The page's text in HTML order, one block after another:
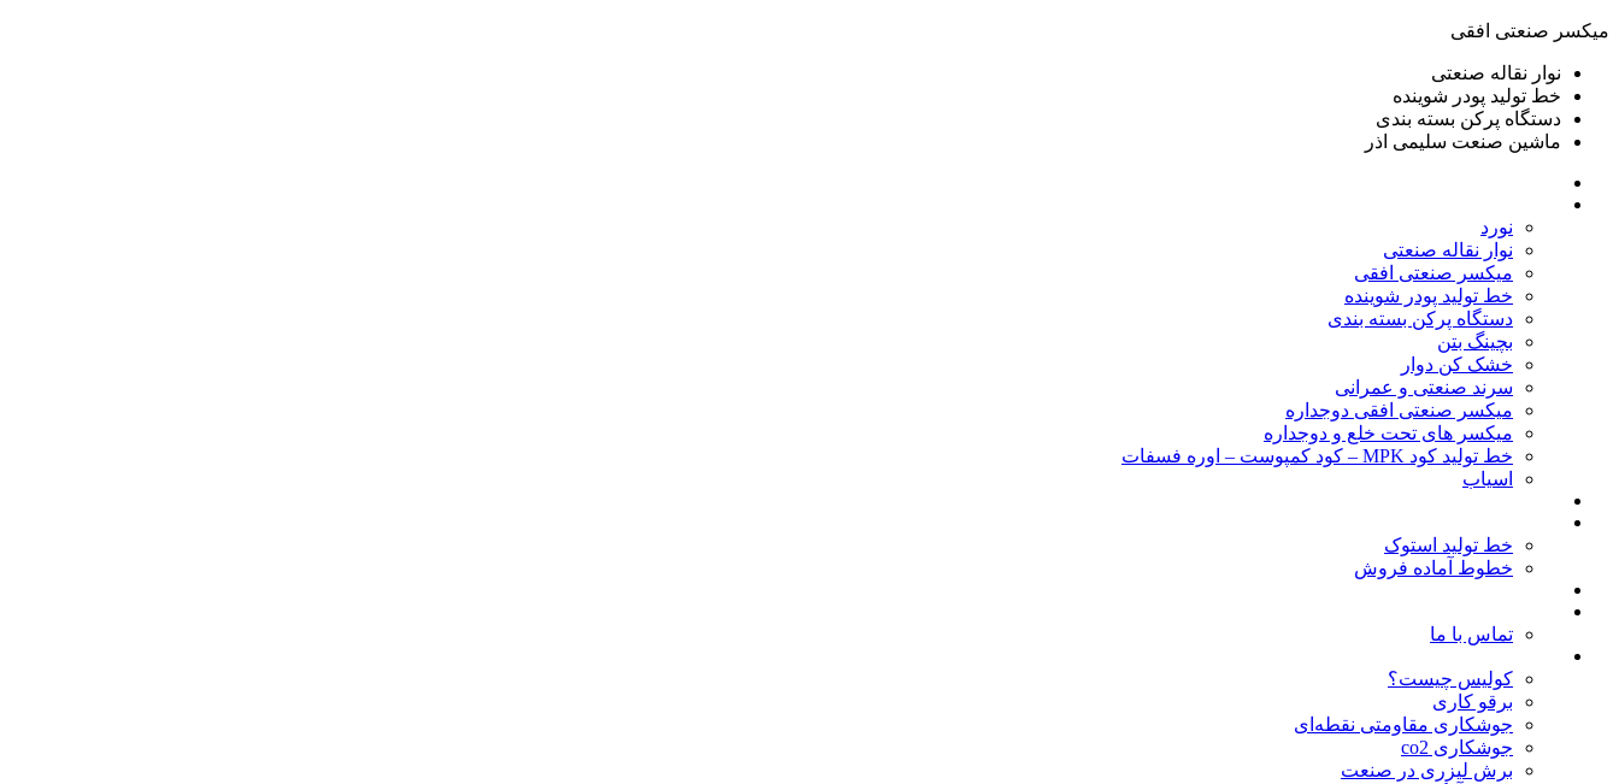
ميكسر صنعتی افقی
نوار نقاله صنعتی
خط تولید پودر شوينده
دستگاه پرکن بسته بندی
ماشين صنعت سليمی اذر
نورد
نوار نقاله صنعتی
ميكسر صنعتی افقی
خط تولید پودر شوينده
دستگاه پرکن بسته بندی
بچينگ بتن
خشک کن دوار
سرند صنعتی و عمرانی
میکسر صنعتی افقی دوجداره
میکسر های تحت خلع و دوجداره
خط تولید کود MPK – کود کمپوست – اوره فسفات
اسیاب
خط تولید استوک
خطوط آماده فروش
تماس با ما
کولیس چیست؟
برقو کاری
جوشکاری مقاومتی نقطه‌ای
جوشکاری co2
برش لیزری در صنعت